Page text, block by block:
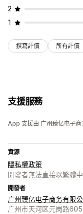
2
1
撰寫評價 所有評價
支援服務
App 支援由 广州臻亿电子商
資源
隱私權政策
開發者無法直接以繁體
開發者
广州臻亿电子商务有限
广州市天河区元岗路